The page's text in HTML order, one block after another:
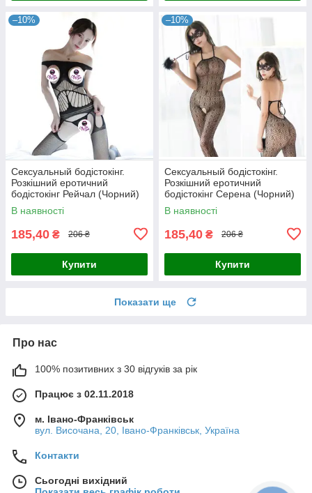
–10%
Сексуальный бодістокінг.
Розкішний еротичний
бодістокінг Рейчал (Чорний)
Розмір: універсал. (XS-XL)
В наявності
185,40 ₴ 206 ₴
Купити
–10%
Сексуальный бодістокінг.
Розкішний еротичний
бодістокінг Серена (Чорний)
Розмір: універсал. (XS-XL)
В наявності
185,40 ₴ 206 ₴
Купити
Показати ще
Про нас
100% позитивних з 30 відгуків за рік
Працює з 02.11.2018
м. Івано-Франківськ
вул. Височана, 20, Івано-Франківськ, Україна
Контакти
Сьогодні вихідний